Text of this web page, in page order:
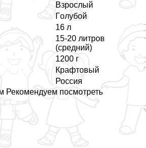
Взрослый
Гoлyбой
16 л
15-20 литров
(средний)
1200 г
Крафтовый
Россия
посмотреть